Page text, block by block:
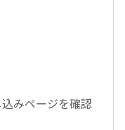
みページを確認